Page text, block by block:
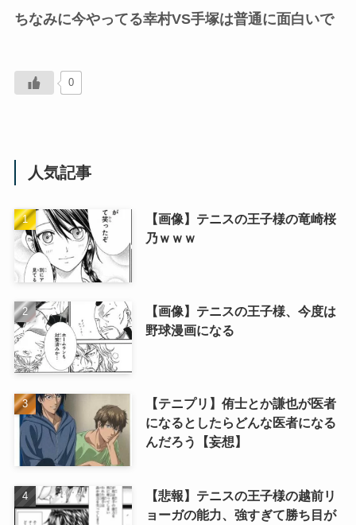
ちなみに今やってる幸村VS手塚は普通に面白いで
0
人気記事
【画像】テニスの王子様の竜崎桜
乃ｗｗｗ
【画像】テニスの王子様、今度は
野球漫画になる
【テニプリ】侑士とか謙也が医者
になるとしたらどんな医者になる
んだろう【妄想】
【悲報】テニスの王子様の越前リ
ョーガの能力、強すぎて勝ち目が